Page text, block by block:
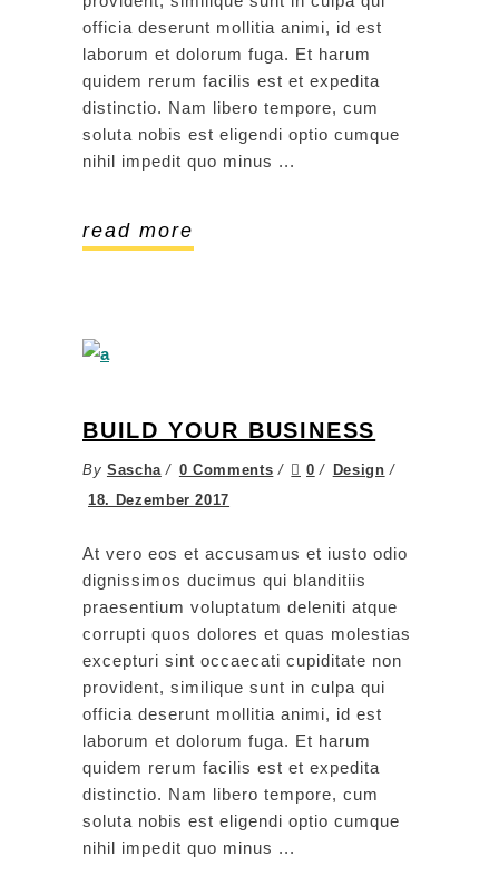
officia deserunt mollitia animi, id est
laborum et dolorum fuga. Et harum
quidem rerum facilis est et expedita
distinctio. Nam libero tempore, cum
soluta nobis est eligendi optio cumque
nihil impedit quo minus
read more
BUILD YOUR BUSINESS
By Sascha 0 Comments 0
Design
18. Dezember 2017
At vero eos et accusamus et iusto odio
dignissimos ducimus qui blanditiis
praesentium voluptatum deleniti atque
corrupti quos dolores et quas molestias
excepturi sint occaecati cupiditate non
provident, similique sunt in culpa qui
officia deserunt mollitia animi, id est
laborum et dolorum fuga. Et harum
quidem rerum facilis est et expedita
distinctio. Nam libero tempore, cum
soluta nobis est eligendi optio cumque
nihil impedit quo minus